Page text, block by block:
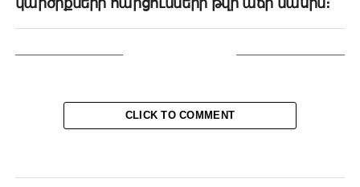
կարծիքների հարցումների թվի աճի մասին։
CLICK TO COMMENT